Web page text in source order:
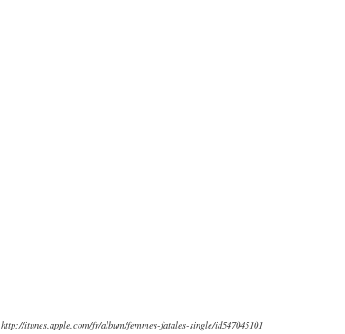
http://itunes.apple.com/fr/album/femmes-fatales-single/id547045101